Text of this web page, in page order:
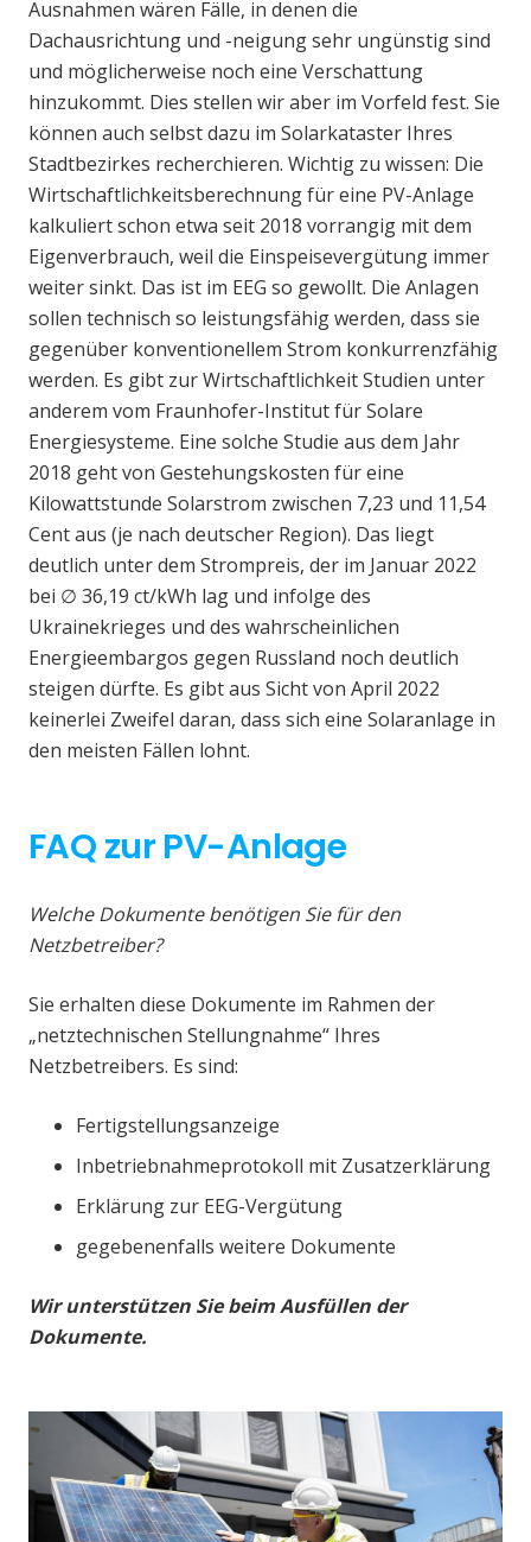
Ausnahmen wären Fälle, in denen die
Dachausrichtung und -neigung sehr ungünstig sind
und möglicherweise noch eine Verschattung
hinzukommt. Dies stellen wir aber im Vorfeld fest. Sie
können auch selbst dazu im Solarkataster Ihres
Stadtbezirkes recherchieren. Wichtig zu wissen: Die
Wirtschaftlichkeitsberechnung für eine PV-Anlage
kalkuliert schon etwa seit 2018 vorrangig mit dem
Eigenverbrauch, weil die Einspeisevergütung immer
weiter sinkt. Das ist im EEG so gewollt. Die Anlagen
sollen technisch so leistungsfähig werden, dass sie
gegenüber konventionellem Strom konkurrenzfähig
werden. Es gibt zur Wirtschaftlichkeit Studien unter
anderem vom Fraunhofer-Institut für Solare
Energiesysteme. Eine solche Studie aus dem Jahr
2018 geht von Gestehungskosten für eine
Kilowattstunde Solarstrom zwischen 7,23 und 11,54
Cent aus (je nach deutscher Region). Das liegt
deutlich unter dem Strompreis, der im Januar 2022
bei ∅ 36,19 ct/kWh lag und infolge des
Ukrainekrieges und des wahrscheinlichen
Energieembargos gegen Russland noch deutlich
steigen dürfte. Es gibt aus Sicht von April 2022
keinerlei Zweifel daran, dass sich eine Solaranlage in
den meisten Fällen lohnt.
FAQ zur PV-Anlage
Welche Dokumente benötigen Sie für den
Netzbetreiber?
Sie erhalten diese Dokumente im Rahmen der
„netztechnischen Stellungnahme“ Ihres
Netzbetreibers. Es sind:
Fertigstellungsanzeige
Inbetriebnahmeprotokoll mit Zusatzerklärung
Erklärung zur EEG-Vergütung
gegebenenfalls weitere Dokumente
Wir unterstützen Sie beim Ausfüllen der
Dokumente.